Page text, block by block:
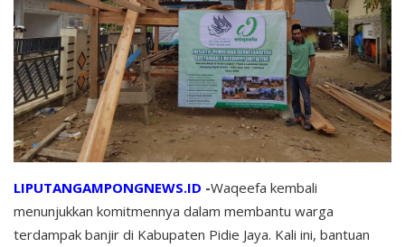
LIPUTANGAMPONGNEWS.ID -Waqeefa kembali
menunjukkan komitmennya dalam membantu warga
terdampak banjir di Kabupaten Pidie Jaya. Kali ini, bantuan